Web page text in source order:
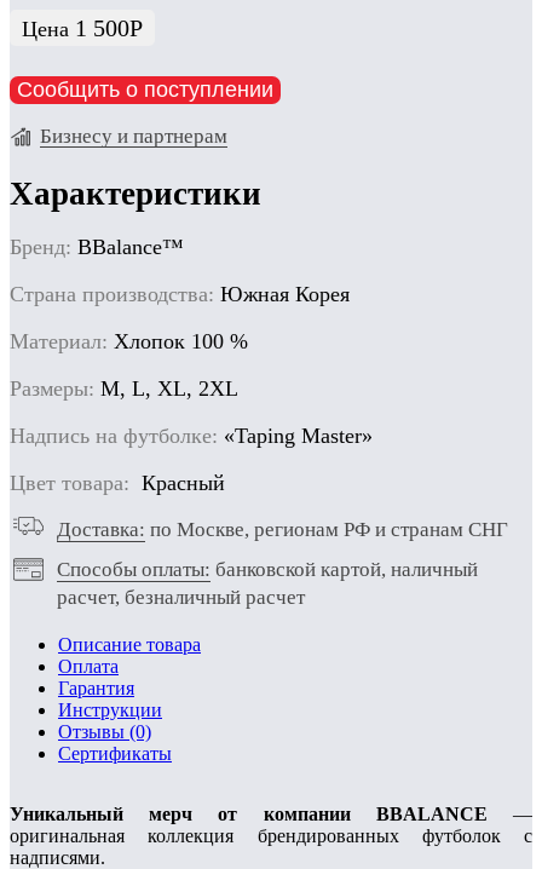
Цена 1 500Р
Сообщить о поступлении
Бизнесу и партнерам
Характеристики
Бренд: BBalance™
Cтрана производства: Южная Корея
Материал: Хлопок 100 %
Размеры: М, L, XL, 2XL
Надпись на футболке: «Taping Master»
Цвет товара: Красный
Доставка: по Москве, регионам РФ и странам СНГ
Способы оплаты: банковской картой, наличный
расчет, безналичный расчет
Описание товара
Оплата
Гарантия
Инструкции
Отзывы (0)
Сертификаты
Уникальный мерч от компании BBALANCE —
оригинальная коллекция брендированных футболок с
надписями.